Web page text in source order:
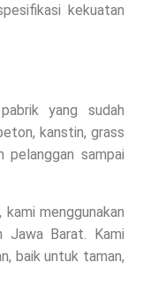
kekuatan
yang sudah
kanstin, grass
sampai
menggunakan
Jawa Barat. Kami
baik untuk taman,